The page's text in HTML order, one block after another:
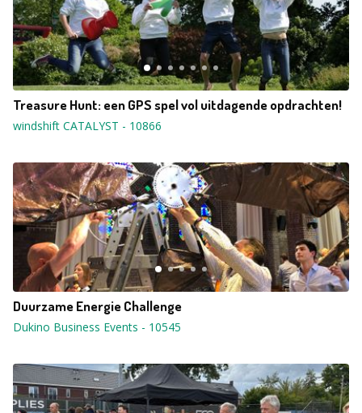
Treasure Hunt: een GPS spel vol uitdagende opdrachten!
windshift CATALYST - 10866
Duurzame Energie Challenge
Dukino Business Events - 10545